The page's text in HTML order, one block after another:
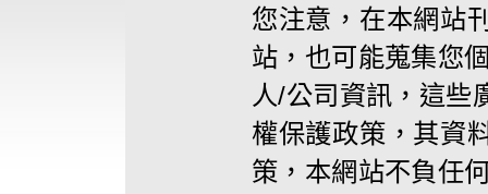
您注意，在本網站
站，也可能蒐集您
人/公司資訊，這些
權保護政策，其資
策，本網站不負任